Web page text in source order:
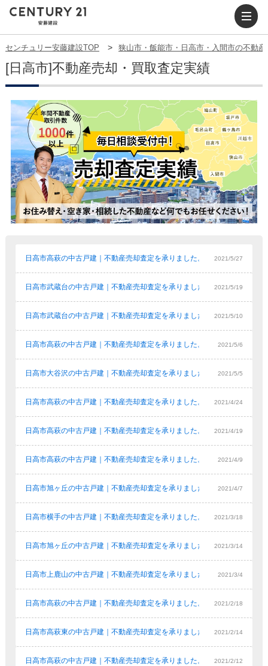
センチュリー安藤建設TOP 狭山市・飯能市・日高市・入間市の不動産
[日高市]不動産売却・買取査定実績
日高市高萩の中古戸建｜不動産売却査定を承りました。 2021/5/27
日高市武蔵台の中古戸建｜不動産売却査定を承りました。 2021/5/19
日高市武蔵台の中古戸建｜不動産売却査定を承りました。 2021/5/10
日高市高萩の中古戸建｜不動産売却査定を承りました。 2021/5/6
日高市大谷沢の中古戸建｜不動産売却査定を承りました。 2021/5/5
日高市高萩の中古戸建｜不動産売却査定を承りました。 2021/4/24
日高市高萩の中古戸建｜不動産売却査定を承りました。 2021/4/19
日高市高萩の中古戸建｜不動産売却査定を承りました。 2021/4/9
日高市旭ヶ丘の中古戸建｜不動産売却査定を承りました。 2021/4/7
日高市横手の中古戸建｜不動産売却査定を承りました。 2021/3/18
日高市旭ヶ丘の中古戸建｜不動産売却査定を承りました。 2021/3/14
日高市上鹿山の中古戸建｜不動産売却査定を承りました。 2021/3/4
日高市高萩の中古戸建｜不動産売却査定を承りました。 2021/2/18
日高市高萩東の中古戸建｜不動産売却査定を承りました。 2021/2/14
日高市高萩の中古戸建｜不動産売却査定を承りました。 2021/2/12